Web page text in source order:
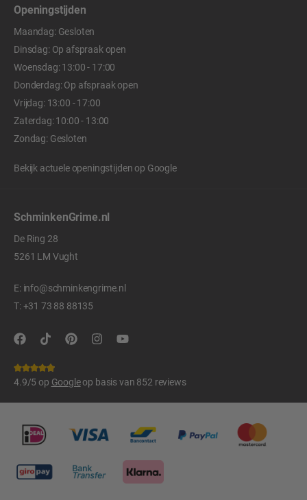
Openingstijden
Maandag: Gesloten
Dinsdag: Op afspraak open
Woensdag: 13:00 - 17:00
Donderdag: Op afspraak open
Vrijdag: 13:00 - 17:00
Zaterdag: 10:00 - 13:00
Zondag: Gesloten
Bekijk actuele openingstijden op Google
SchminkenGrime.nl
De Ring 28
5261 LM Vught
E: info@schminkengrime.nl
T:+31 73 88 88135
4.9/5 op Googleop basis van 852 reviews